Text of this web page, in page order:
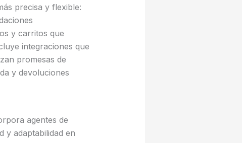
precisa y flexible:
y carritos que
integraciones que
promesas de
y devoluciones
agentes de
y adaptabilidad en